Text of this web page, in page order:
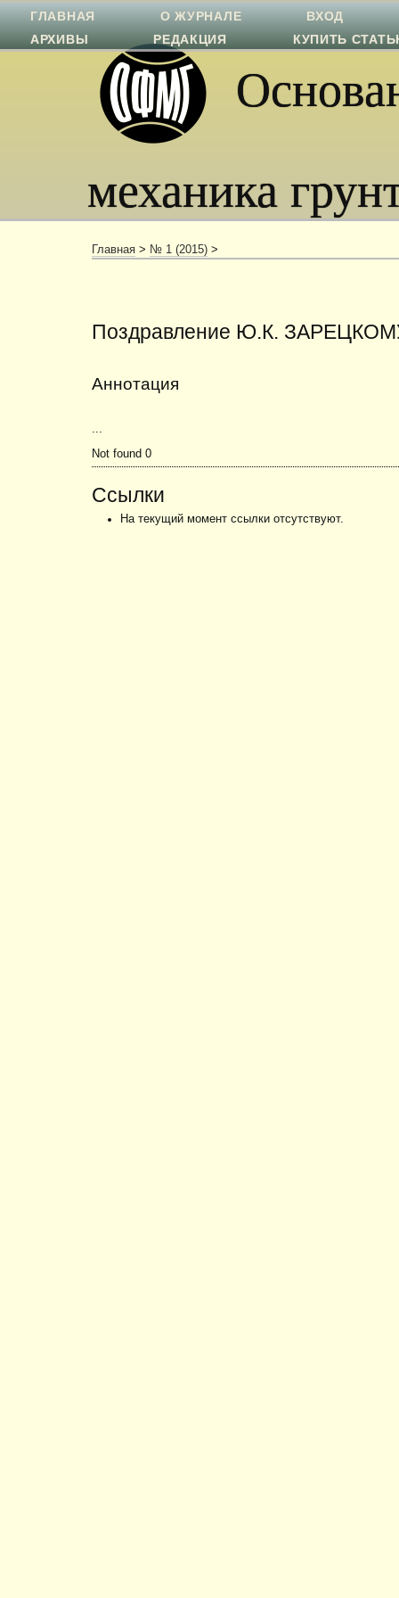
механика
ГЛАВНАЯ О ЖУРНАЛЕ
ВХОД
АРХИВЫ
РЕДАКЦИЯ КУПИТЬ
Главная > № 1 (2015) >
Поздравление Ю.К.
Аннотация
...
Not found 0
Ссылки
На текущий момент ссылки отсутствуют.